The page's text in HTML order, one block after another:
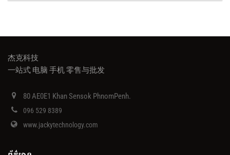
杰克科技
一站式 电脑 手机 零售与批发
80 AE0E1 Khan Sensok PhnomPenh.
096 529 8389
www.jackytechnology.com